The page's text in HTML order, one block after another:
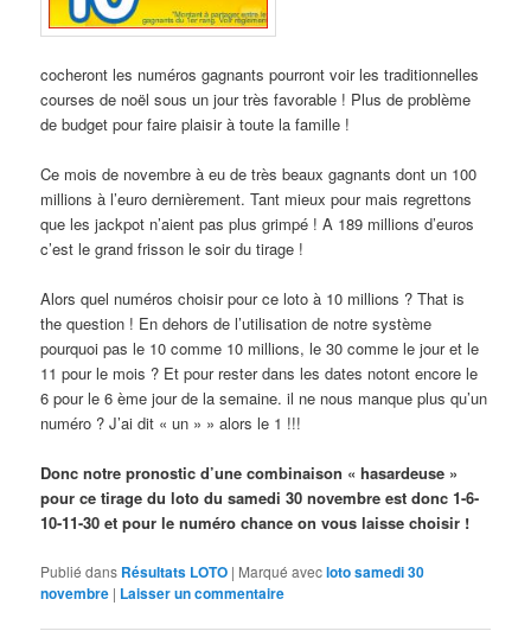
cocheront les numéros gagnants pourront voir les traditionnelles
courses de noël sous un jour très favorable ! Plus de problème
de budget pour faire plaisir à toute la famille !
Ce mois de novembre à eu de très beaux gagnants dont un 100
millions à l’euro dernièrement. Tant mieux pour mais regrettons
que les jackpot n’aient pas plus grimpé ! A 189 millions d’euros
c’est le grand frisson le soir du tirage !
Alors quel numéros choisir pour ce loto à 10 millions ? That is
the question ! En dehors de l’utilisation de notre système
pourquoi pas le 10 comme 10 millions, le 30 comme le jour et le
11 pour le mois ? Et pour rester dans les dates notont encore le
6 pour le 6 ème jour de la semaine. il ne nous manque plus qu’un
numéro ? J’ai dit « un » » alors le 1 !!!
Donc notre pronostic d’une combinaison « hasardeuse »
pour ce tirage du loto du samedi 30 novembre est donc 1-6-
10-11-30 et pour le numéro chance on vous laisse choisir !
Publié dans Résultats LOTO | Marqué avecloto samedi 30
novembre | Laisser un commentaire